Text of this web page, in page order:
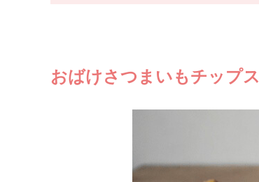
おばけさつまいもチップス